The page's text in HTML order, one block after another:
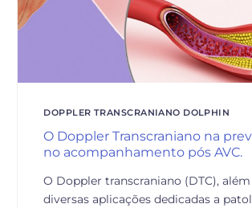
DOPPLER TRANSCRANIANO DOLPHIN
O Doppler Transcraniano na
no acompanhamento pós AVC.
O Doppler transcraniano (DTC), além
diversas aplicações dedicadas a